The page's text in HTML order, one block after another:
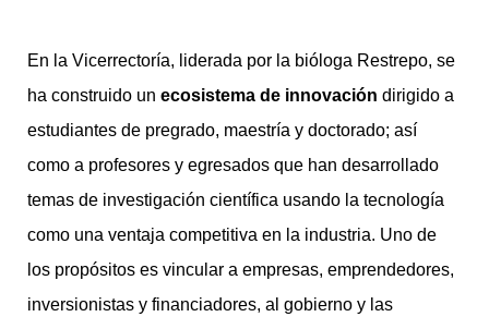
En la Vicerrectoría, liderada por la bióloga Restrepo, se
ha construido un ecosistema de innovación dirigido a
estudiantes de pregrado, maestría y doctorado; así
como a profesores y egresados que han desarrollado
temas de investigación científica usando la tecnología
como una ventaja competitiva en la industria. Uno de
los propósitos es vincular a empresas, emprendedores,
inversionistas y financiadores, al gobierno y las